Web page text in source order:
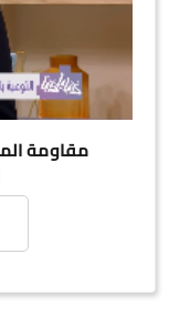
مقاومة